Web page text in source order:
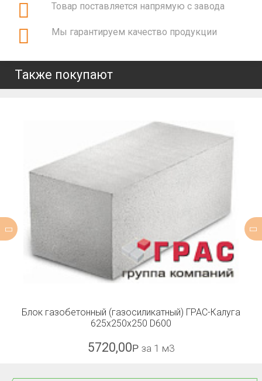
Товар поставляется напрямую с завода
Мы гарантируем качество продукции
Также покупают
Блок газобетонный (газосиликатный) ГРАС-Калуга
625x250x250 D600
5720,00Р за 1 м3